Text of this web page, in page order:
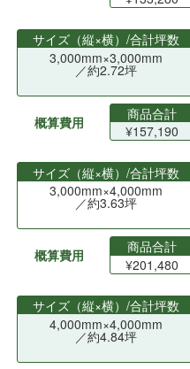
サイズ（縦×横）/合計坪数
3,000mm×3,000mm
／約2.72坪
概算費用
商品合計
¥157,190
サイズ（縦×横）/合計坪数
3,000mm×4,000mm
／約3.63坪
概算費用
商品合計
¥201,480
サイズ（縦×横）/合計坪数
4,000mm×4,000mm
／約4.84坪